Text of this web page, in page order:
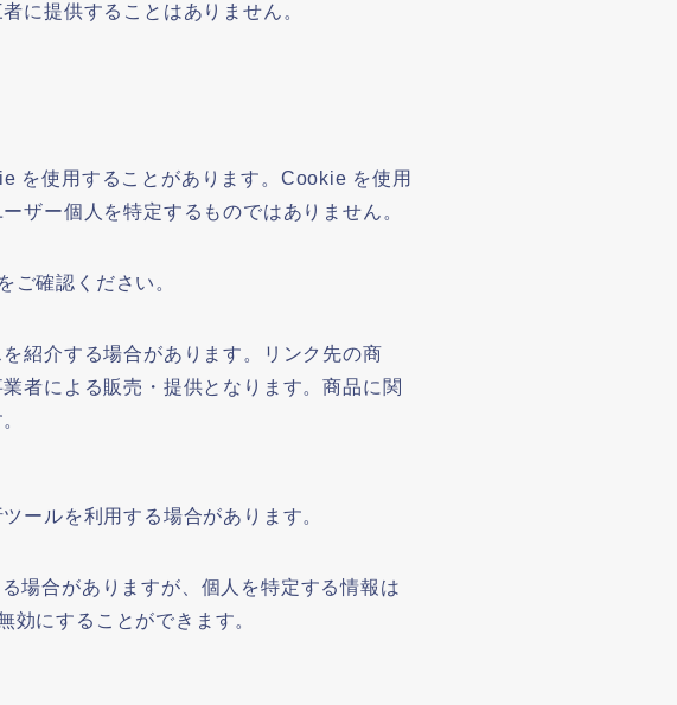
に提供することはありません。
を使用することがあります。Cookie を使用
ザー個人を特定するものではありません。
ご確認ください。
紹介する場合があります。リンク先の商
者による販売・提供となります。商品に関
ールを利用する場合があります。
場合がありますが、個人を特定する情報は
にすることができます。